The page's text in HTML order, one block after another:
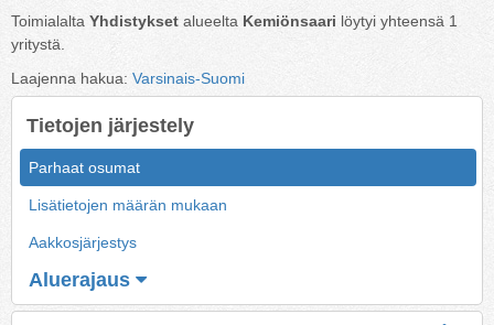
Toimialalta Yhdistykset alueelta Kemiönsaari löytyi yhteensä 1
yritystä.
Laajenna hakua: Varsinais-Suomi
Tietojen järjestely
Parhaat osumat
Lisätietojen määrän mukaan
Aakkosjärjestys
Aluerajaus